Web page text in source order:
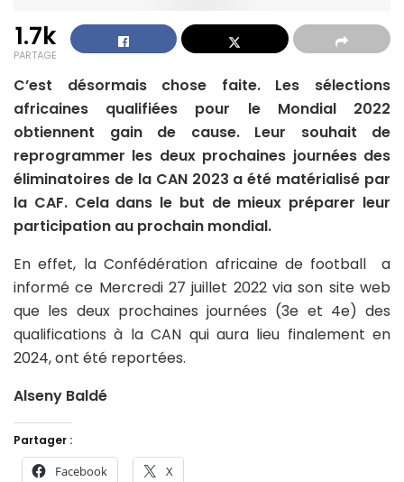
1.7k
PARTAGE
C’est désormais chose faite. Les sélections
africaines qualifiées pour le Mondial 2022
obtiennent gain de cause. Leur souhait de
reprogrammer les deux prochaines journées des
éliminatoires de la CAN 2023 a été matérialisé par
la CAF. Cela dans le but de mieux préparer leur
participation au prochain mondial.
En effet, la Confédération africaine de football a
informé ce Mercredi 27 juillet 2022 via son site web
que les deux prochaines journées (3e et 4e) des
qualifications à la CAN qui aura lieu finalement en
2024, ont été reportées.
Alseny Baldé
Partager :
Facebook X